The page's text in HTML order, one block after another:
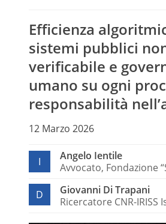
Efficienza
sistemi pubblici
verificabile e
umano su ogni
responsabilità
12 Marzo 2026
I
Angelo Ientile
Avvocato, Fondazione
D
Giovanni Di Trapani
Ricercatore CNR-